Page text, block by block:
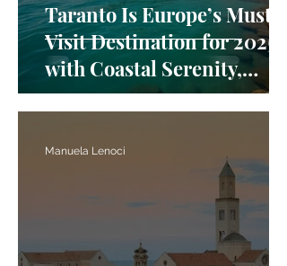
Taranto Is Europe’s Must-
Visit Destination for 2025
with Coastal Serenity,
Ancient Museums, and
Manuela Lenoci